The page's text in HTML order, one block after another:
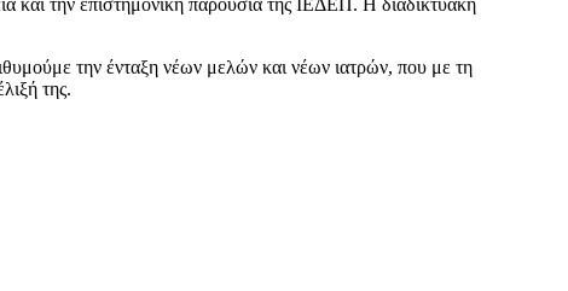
και την επιστημονική παρουσία της ΙΕΔΕΠ. Η διαδικτυακή
την ένταξη νέων μελών και νέων ιατρών, που με τη
της.